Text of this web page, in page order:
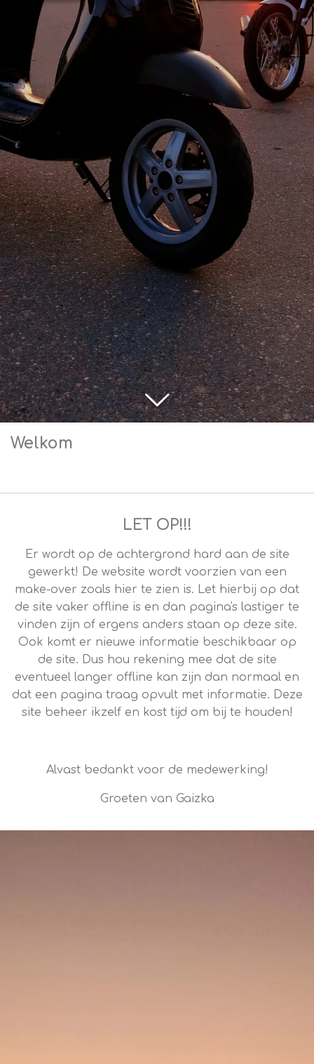
Welkom
LET OP!!!
Er wordt op de achtergrond hard aan de site
gewerkt! De website wordt voorzien van een
make-over zoals hier te zien is. Let hierbij op dat
de site vaker offline is en dan pagina's lastiger te
vinden zijn of ergens anders staan op deze site.
Ook komt er nieuwe informatie beschikbaar op
de site. Dus hou rekening mee dat de site
eventueel langer offline kan zijn dan normaal en
dat een pagina traag opvult met informatie. Deze
site beheer ikzelf en kost tijd om bij te houden!
Alvast bedankt voor de medewerking!
Groeten van Gaizka